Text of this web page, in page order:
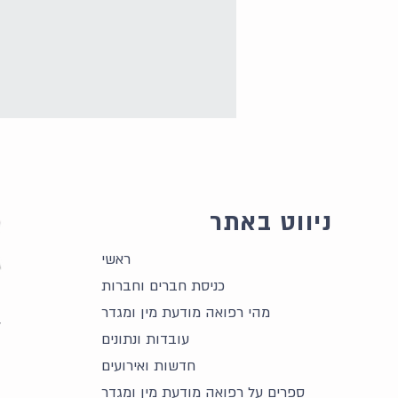
פודקאסט של פרופ' גלזרמן
באוניברסיטת תל אביב
ניווט באתר
ראשי
כניסת חברים וחברות
מהי רפואה מודעת מין ומגדר
עובדות ונתונים
חדשות ואירועים
ספרים על רפואה מודעת מין ומגדר